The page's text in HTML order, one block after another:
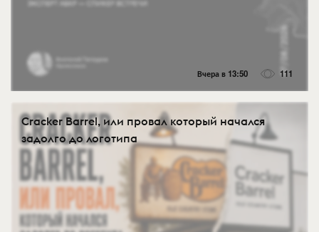
Вчера в 13:50 111
Cracker Barrel, или провал который начался
задолго до логотипа